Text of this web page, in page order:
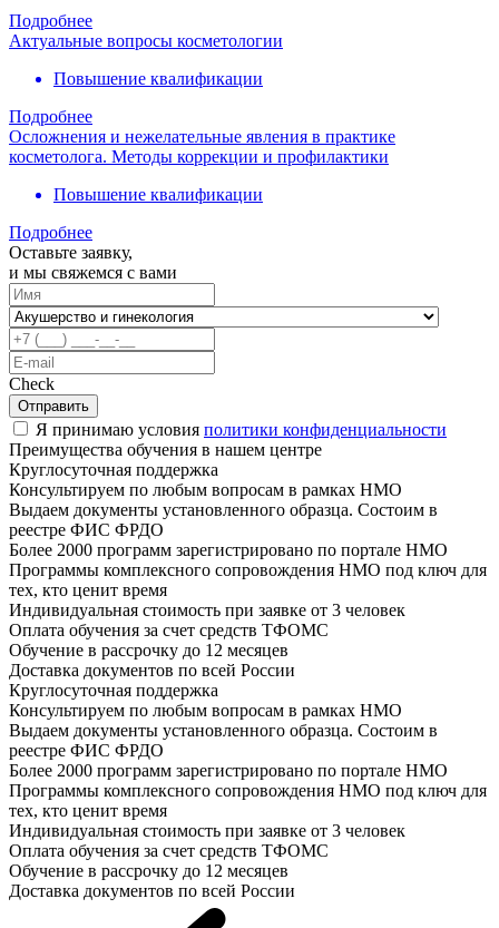
Подробнее
Актуальные вопросы косметологии
Повышение квалификации
Подробнее
Осложнения и нежелательные явления в практике
косметолога. Методы коррекции и профилактики
Повышение квалификации
Подробнее
Оставьте заявку,
и мы свяжемся с вами
Check
Отправить
Я принимаю условия политики конфиденциальности
Преимущества обучения в нашем центре
Круглосуточная поддержка
Консультируем по любым вопросам в рамках НМО
Выдаем документы установленного образца. Состоим в
реестре ФИС ФРДО
Более 2000 программ зарегистрировано по портале НМО
Программы комплексного сопровождения НМО под ключ для
тех, кто ценит время
Индивидуальная стоимость при заявке от 3 человек
Оплата обучения за счет средств ТФОМС
Обучение в рассрочку до 12 месяцев
Доставка документов по всей России
Круглосуточная поддержка
Консультируем по любым вопросам в рамках НМО
Выдаем документы установленного образца. Состоим в
реестре ФИС ФРДО
Более 2000 программ зарегистрировано по портале НМО
Программы комплексного сопровождения НМО под ключ для
тех, кто ценит время
Индивидуальная стоимость при заявке от 3 человек
Оплата обучения за счет средств ТФОМС
Обучение в рассрочку до 12 месяцев
Доставка документов по всей России